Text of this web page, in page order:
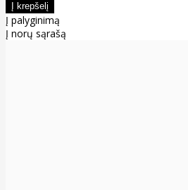
Į palyginimą
Į norų sąrašą